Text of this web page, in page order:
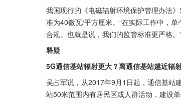
我国现行的《电磁辐射环境保护管理办法
准为40微瓦/平方厘米。“在实际工作中，
合规。也就是说，我们的监管标准更严格。
释疑
5G通信基站辐射更大？离通信基站越近辐
吴占军说，从2017年9月1日起，通信基站
站50米范围内有居民区或人群活动，建设